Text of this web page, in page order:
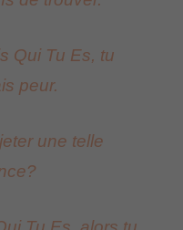
Qui Tu Es, tu
peur.
une telle